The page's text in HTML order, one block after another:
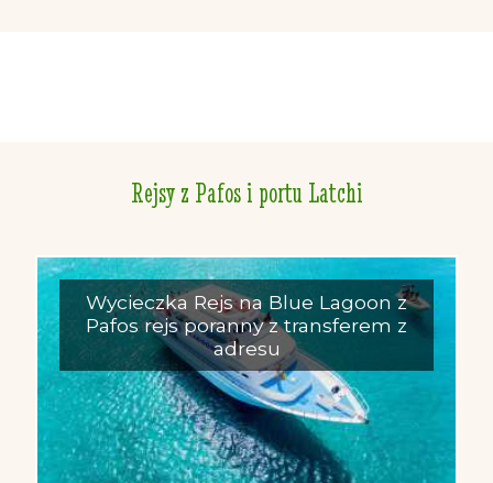
Rejsy z Pafos i portu Latchi
Wycieczka Rejs na Blue Lagoon z
Pafos rejs poranny z transferem z
adresu